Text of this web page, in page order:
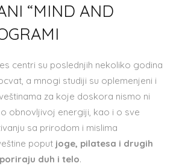
“MIND AND
centri su poslednjih nekoliko godina
a mnogi studiji su oplemenjeni i
za koje doskora nismo ni
obnovljivoj energiji, kao i o sve
sa prirodom i mislima
poput joge, pilatesa i drugih
duh i telo.